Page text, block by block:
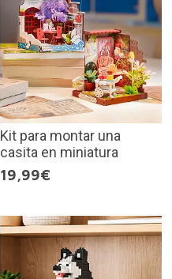
Kit para montar una
casita en miniatura
19,99€